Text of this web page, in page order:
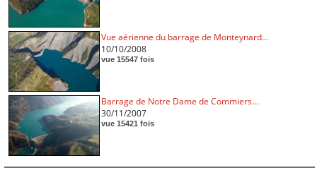
Vue aérienne du barrage de Monteynard...
10/10/2008
vue 15547 fois
Barrage de Notre Dame de Commiers...
30/11/2007
vue 15421 fois